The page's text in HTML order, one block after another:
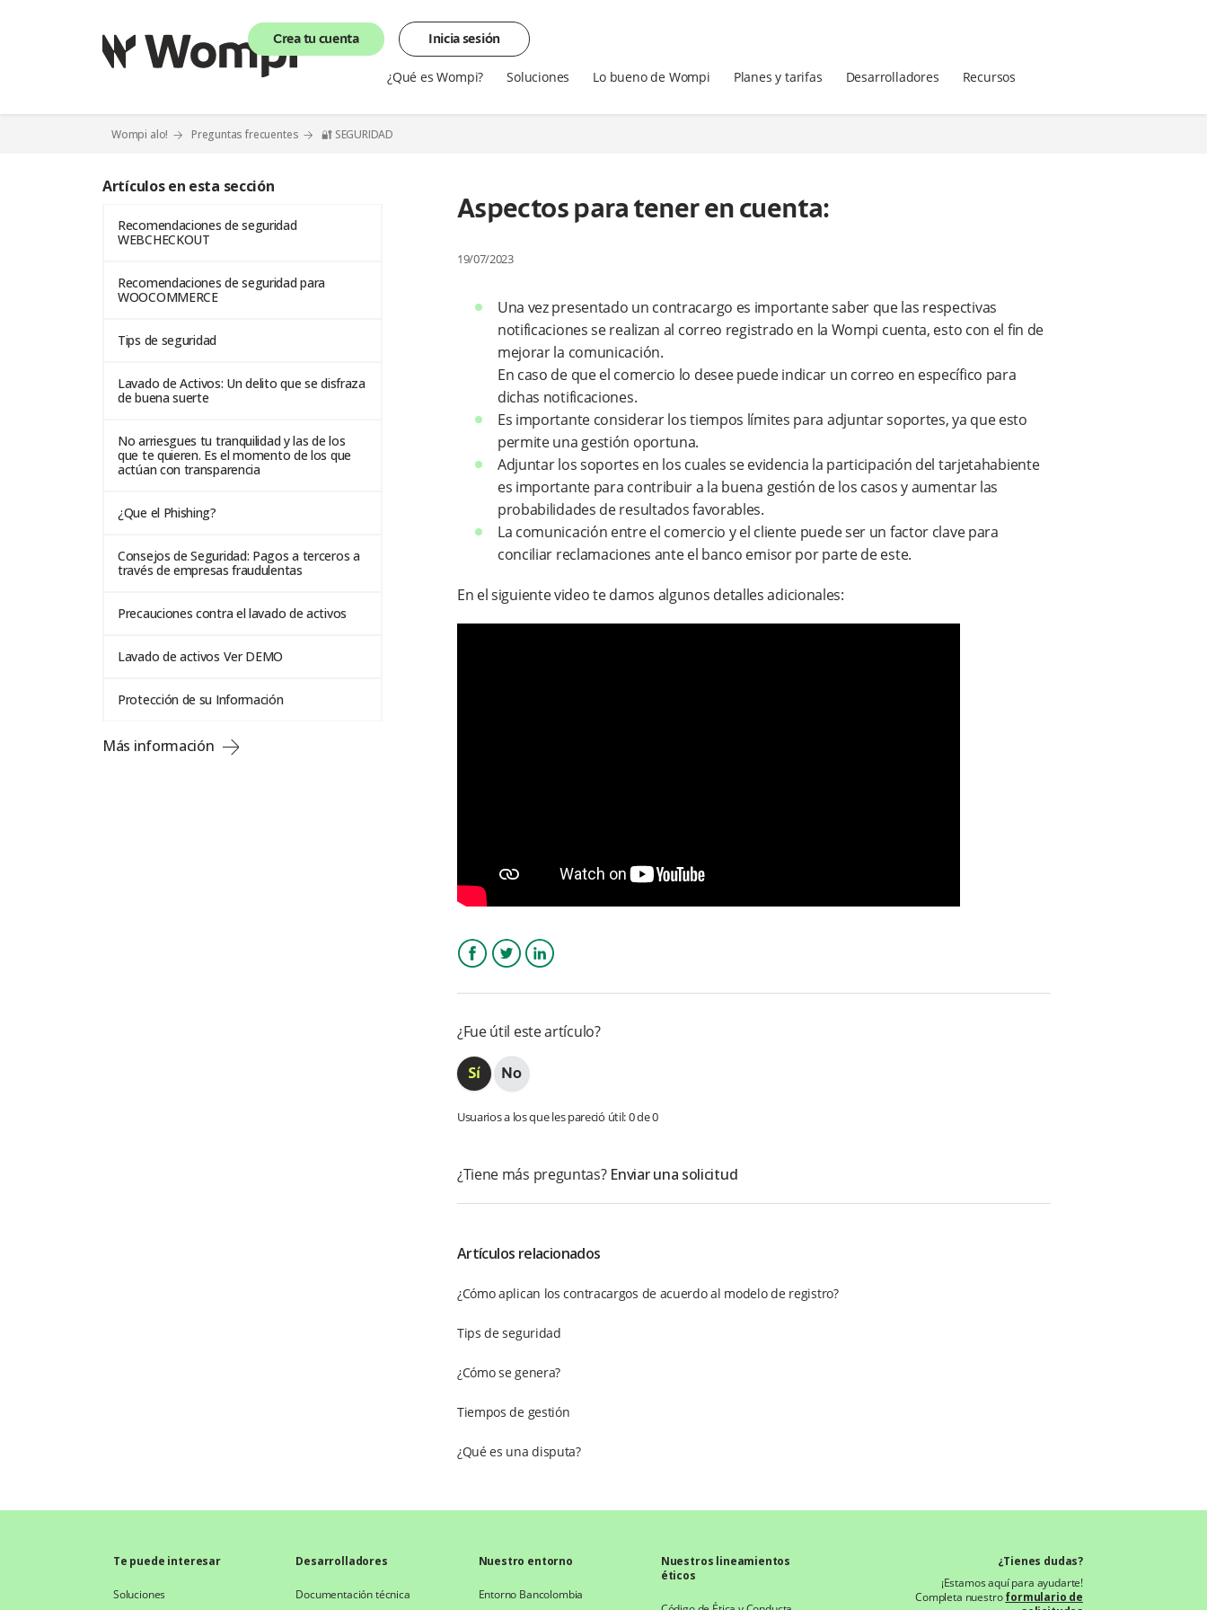
Crea tu cuenta Inicia sesión
¿Qué es Wompi? Soluciones Lo bueno de Wompi Planes y tarifas Desarrolladores Recursos
Wompi alo! Preguntas frecuentes 🔐 SEGURIDAD
Artículos en esta sección
Recomendaciones de seguridad
WEBCHECKOUT
Recomendaciones de seguridad para
WOOCOMMERCE
Tips de seguridad
Lavado de Activos: Un delito que se disfraza
de buena suerte
No arriesgues tu tranquilidad y las de los
que te quieren. Es el momento de los que
actúan con transparencia
¿Que el Phishing?
Consejos de Seguridad: Pagos a terceros a
través de empresas fraudulentas
Precauciones contra el lavado de activos
Lavado de activos Ver DEMO
Protección de su Información
Más información
Aspectos para tener en cuenta:
19/07/2023
Una vez presentado un contracargo es importante saber que las respectivas
notificaciones se realizan al correo registrado en la Wompi cuenta, esto con el fin de
mejorar la comunicación.
En caso de que el comercio lo desee puede indicar un correo en específico para
dichas notificaciones.
Es importante considerar los tiempos límites para adjuntar soportes, ya que esto
permite una gestión oportuna.
Adjuntar los soportes en los cuales se evidencia la participación del tarjetahabiente
es importante para contribuir a la buena gestión de los casos y aumentar las
probabilidades de resultados favorables.
La comunicación entre el comercio y el cliente puede ser un factor clave para
conciliar reclamaciones ante el banco emisor por parte de este.
En el siguiente video te damos algunos detalles adicionales:
¿Fue útil este artículo?
Usuarios a los que les pareció útil: 0 de 0
¿Tiene más preguntas? Enviar una solicitud
Artículos relacionados
¿Cómo aplican los contracargos de acuerdo al modelo de registro?
Tips de seguridad
¿Cómo se genera?
Tiempos de gestión
¿Qué es una disputa?
Te puede interesar
Soluciones
Desarrolladores
Documentación técnica
Nuestro entorno
Entorno Bancolombia
Nuestros lineamientos
éticos
¿Tienes dudas?
¡Estamos aquí para ayudarte!
Completa nuestroformulario de